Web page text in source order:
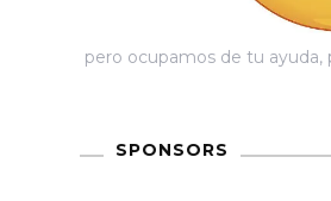
pero ocupamos de tu ayuda,
SPONSORS